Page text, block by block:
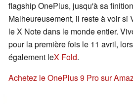
flagship OnePlus, jusqu'à sa
Malheureusement, il reste à voir si
le X Note dans le monde entier.
pour la première fois le 11 avril,
également leX Fold.
Achetez le OnePlus 9 Pro sur